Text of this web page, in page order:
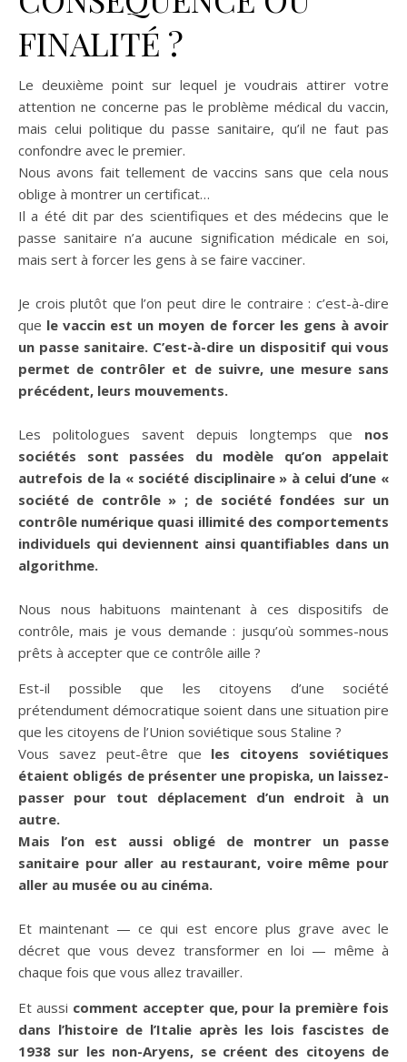
FINALITÉ ?
Le deuxième point sur lequel je voudrais attirer votre
attention ne concerne pas le problème médical du vaccin,
mais celui politique du passe sanitaire, qu’il ne faut pas
confondre avec le premier.
Nous avons fait tellement de vaccins sans que cela nous
oblige à montrer un certificat…
Il a été dit par des scientifiques et des médecins que le
passe sanitaire n’a aucune signification médicale en soi,
mais sert à forcer les gens à se faire vacciner.
Je crois plutôt que l’on peut dire le contraire : c’est-à-dire
que le vaccin est un moyen de forcer les gens à avoir
un passe sanitaire. C’est-à-dire un dispositif qui vous
permet de contrôler et de suivre, une mesure sans
précédent, leurs mouvements.
Les politologues savent depuis longtemps que nos
sociétés sont passées du modèle qu’on appelait
autrefois de la « société disciplinaire » à celui d’une «
société de contrôle » ; de société fondées sur un
contrôle numérique quasi illimité des comportements
individuels qui deviennent ainsi quantifiables dans un
algorithme.
Nous nous habituons maintenant à ces dispositifs de
contrôle, mais je vous demande : jusqu’où sommes-nous
prêts à accepter que ce contrôle aille ?
Est-il possible que les citoyens d’une société
prétendument démocratique soient dans une situation pire
que les citoyens de l’Union soviétique sous Staline ?
Vous savez peut-être que les citoyens soviétiques
étaient obligés de présenter une propiska, un laissez-
passer pour tout déplacement d’un endroit à un
autre.
Mais l’on est aussi obligé de montrer un passe
sanitaire pour aller au restaurant, voire même pour
aller au musée ou au cinéma.
Et maintenant — ce qui est encore plus grave avec le
décret que vous devez transformer en loi — même à
chaque fois que vous allez travailler.
Et aussi comment accepter que, pour la première fois
dans l’histoire de l’Italie après les lois fascistes de
1938 sur les non-Aryens, se créent des citoyens de